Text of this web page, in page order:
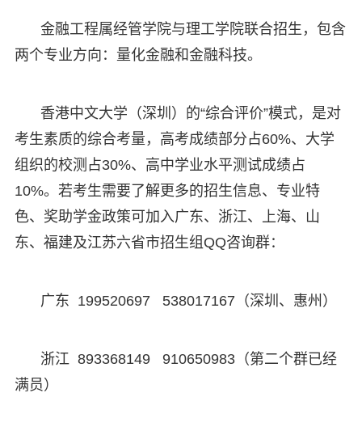
金融工程属经管学院与理工学院联合招生，包含
两个专业方向：量化金融和金融科技。
香港中文大学（深圳）的“综合评价”模式，是对
考生素质的综合考量，高考成绩部分占60%、大学
组织的校测占30%、高中学业水平测试成绩占
10%。若考生需要了解更多的招生信息、专业特
色、奖助学金政策可加入广东、浙江、上海、山
东、福建及江苏六省市招生组QQ咨询群：
广东 199520697 538017167（深圳、惠州）
浙江 893368149 910650983（第二个群已经
满员）